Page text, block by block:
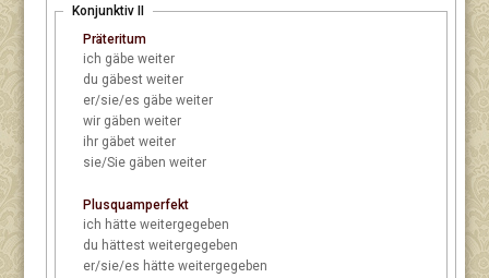
Konjunktiv II
Präteritum
ich gäbe weiter
du gäbest weiter
er/sie/es gäbe weiter
wir gäben weiter
ihr gäbet weiter
sie/Sie gäben weiter
Plusquamperfekt
ich hätte weitergegeben
du hättest weitergegeben
er/sie/es hätte weitergegeben